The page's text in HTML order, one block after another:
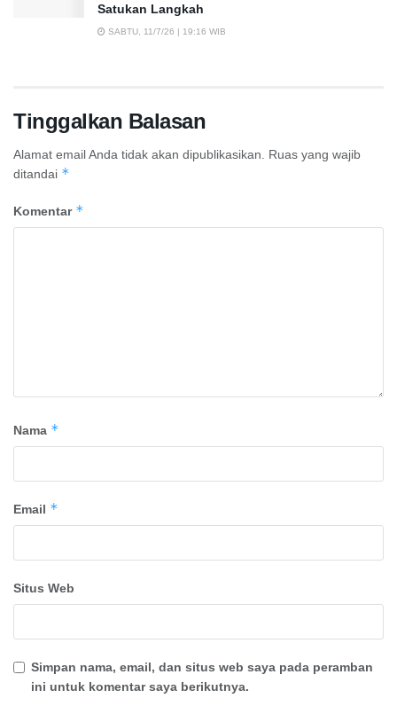
Satukan Langkah
SABTU, 11/7/26 | 19:16 WIB
Tinggalkan Balasan
Alamat email Anda tidak akan dipublikasikan.
Ruas yang wajib
ditandai *
Komentar *
Nama *
Email *
Situs Web
Simpan nama, email, dan situs web saya pada peramban
ini untuk komentar saya berikutnya.